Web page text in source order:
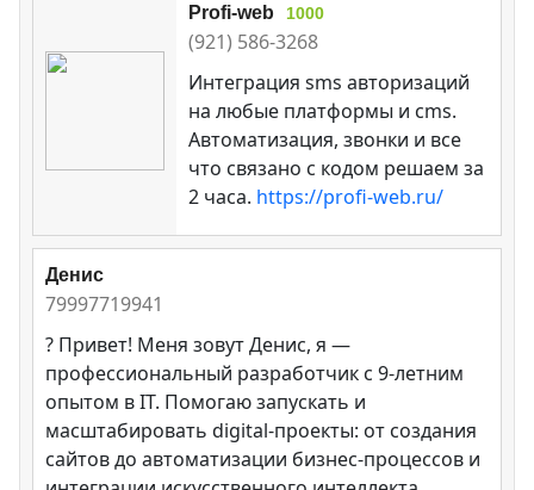
Profi-web 1000
(921) 586-3268
Интеграция sms авторизаций
на любые платформы и cms.
Автоматизация, звонки и все
что связано с кодом решаем за
2 часа. https://profi-web.ru/
Денис
79997719941
? Привет! Меня зовут Денис, я —
профессиональный разработчик с 9-летним
опытом в IT. Помогаю запускать и
масштабировать digital-проекты: от создания
сайтов до автоматизации бизнес-процессов и